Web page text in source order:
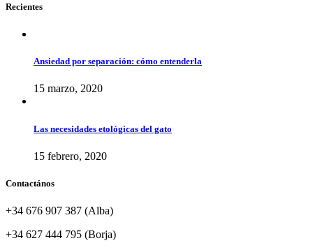
Recientes
Ansiedad por separación: cómo entenderla
15 marzo, 2020
Las necesidades etológicas del gato
15 febrero, 2020
Contactános
+34 676 907 387 (Alba)
+34 627 444 795 (Borja)